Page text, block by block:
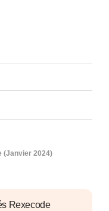
Rexecode
(Janvier 2024)